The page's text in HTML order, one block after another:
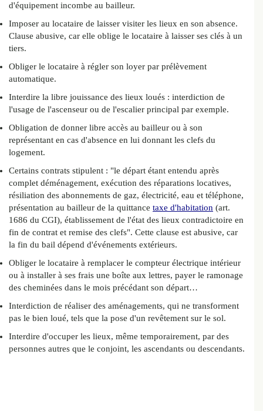
d'équipement incombe au bailleur.
Imposer au locataire de laisser visiter les lieux en son absence.
Clause abusive, car elle oblige le locataire à laisser ses clés à un
tiers.
Obliger le locataire à régler son loyer par prélèvement
automatique.
Interdire la libre jouissance des lieux loués : interdiction de
l'usage de l'ascenseur ou de l'escalier principal par exemple.
Obligation de donner libre accès au bailleur ou à son
représentant en cas d'absence en lui donnant les clefs du
logement.
Certains contrats stipulent : "le départ étant entendu après
complet déménagement, exécution des réparations locatives,
résiliation des abonnements de gaz, électricité, eau et téléphone,
présentation au bailleur de la quittance taxe d'habitation (art.
1686 du CGI), établissement de l'état des lieux contradictoire en
fin de contrat et remise des clefs". Cette clause est abusive, car
la fin du bail dépend d'événements extérieurs.
Obliger le locataire à remplacer le compteur électrique intérieur
ou à installer à ses frais une boîte aux lettres, payer le ramonage
des cheminées dans le mois précédant son départ…
Interdiction de réaliser des aménagements, qui ne transforment
pas le bien loué, tels que la pose d'un revêtement sur le sol.
Interdire d'occuper les lieux, même temporairement, par des
personnes autres que le conjoint, les ascendants ou descendants.